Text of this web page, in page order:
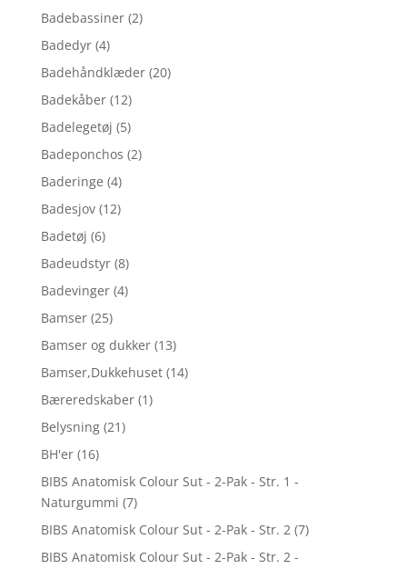
Badebassiner (2)
Badedyr (4)
Badehåndklæder (20)
Badekåber (12)
Badelegetøj (5)
Badeponchos (2)
Baderinge (4)
Badesjov (12)
Badetøj (6)
Badeudstyr (8)
Badevinger (4)
Bamser (25)
Bamser og dukker (13)
Bamser,Dukkehuset (14)
Bæreredskaber (1)
Belysning (21)
BH'er (16)
BIBS Anatomisk Colour Sut - 2-Pak - Str. 1 -
Naturgummi (7)
BIBS Anatomisk Colour Sut - 2-Pak - Str. 2 (7)
BIBS Anatomisk Colour Sut - 2-Pak - Str. 2 -